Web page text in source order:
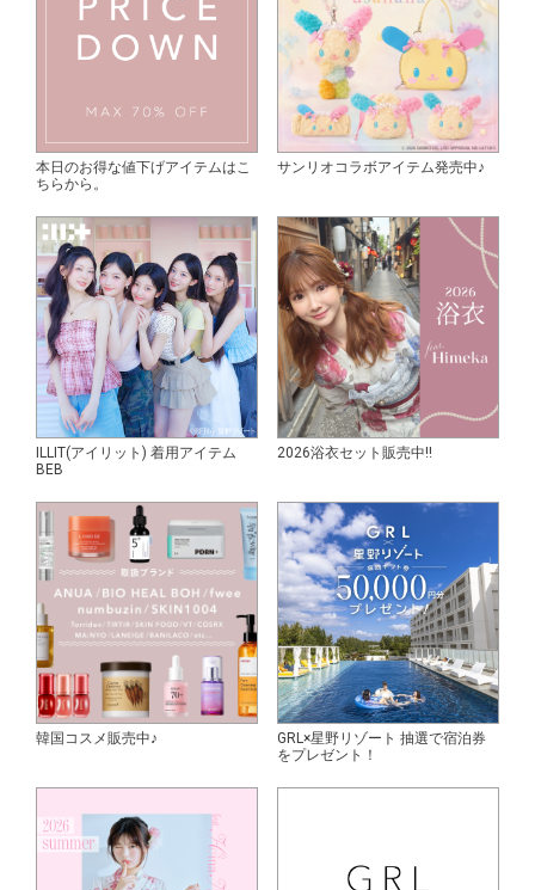
本日のお得な値下げアイテムはこ
ちらから。
サンリオコラボアイテム発売中♪
ILLIT(アイリット) 着用アイテム
BEB
2026浴衣セット販売中!!
韓国コスメ販売中♪
GRL×星野リゾート 抽選で宿泊券
をプレゼント！